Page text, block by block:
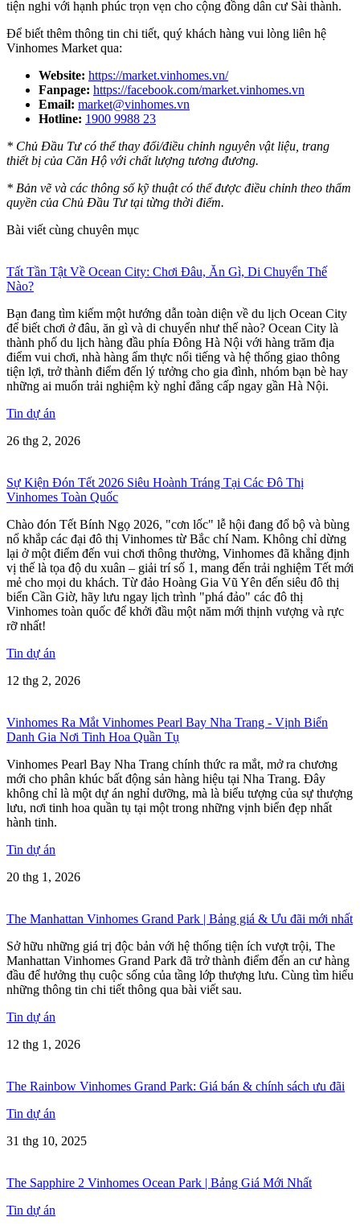
tiện nghi với hạnh phúc trọn vẹn cho cộng đồng dân cư Sài thành.
Để biết thêm thông tin chi tiết, quý khách hàng vui lòng liên hệ
Vinhomes Market qua:
Website: https://market.vinhomes.vn/
Fanpage: https://facebook.com/market.vinhomes.vn
Email: market@vinhomes.vn
Hotline: 1900 9988 23
* Chủ Đầu Tư có thể thay đổi/điều chỉnh nguyên vật liệu, trang
thiết bị của Căn Hộ với chất lượng tương đương.
* Bản vẽ và các thông số kỹ thuật có thể được điều chỉnh theo thẩm
quyền của Chủ Đầu Tư tại từng thời điểm.
Bài viết cùng chuyên mục
Tất Tần Tật Về Ocean City: Chơi Đâu, Ăn Gì, Di Chuyển Thế
Nào?
Bạn đang tìm kiếm một hướng dẫn toàn diện về du lịch Ocean City
để biết chơi ở đâu, ăn gì và di chuyển như thế nào? Ocean City là
thành phố du lịch hàng đầu phía Đông Hà Nội với hàng trăm địa
điểm vui chơi, nhà hàng ẩm thực nổi tiếng và hệ thống giao thông
tiện lợi, trở thành điểm đến lý tưởng cho gia đình, nhóm bạn bè hay
những ai muốn trải nghiệm kỳ nghỉ đẳng cấp ngay gần Hà Nội.
Tin dự án
26 thg 2, 2026
Sự Kiện Đón Tết 2026 Siêu Hoành Tráng Tại Các Đô Thị
Vinhomes Toàn Quốc
Chào đón Tết Bính Ngọ 2026, "cơn lốc" lễ hội đang đổ bộ và bùng
nổ khắp các đại đô thị Vinhomes từ Bắc chí Nam. Không chỉ dừng
lại ở một điểm đến vui chơi thông thường, Vinhomes đã khẳng định
vị thế là tọa độ du xuân – giải trí số 1, mang đến trải nghiệm Tết mới
mẻ cho mọi du khách. Từ đảo Hoàng Gia Vũ Yên đến siêu đô thị
biển Cần Giờ, hãy lưu ngay lịch trình "phá đảo" các đô thị
Vinhomes toàn quốc để khởi đầu một năm mới thịnh vượng và rực
rỡ nhất!
Tin dự án
12 thg 2, 2026
Vinhomes Ra Mắt Vinhomes Pearl Bay Nha Trang - Vịnh Biển
Danh Gia Nơi Tinh Hoa Quần Tụ
Vinhomes Pearl Bay Nha Trang chính thức ra mắt, mở ra chương
mới cho phân khúc bất động sản hàng hiệu tại Nha Trang. Đây
không chỉ là một dự án nghỉ dưỡng, mà là biểu tượng của sự thượng
lưu, nơi tinh hoa quần tụ tại một trong những vịnh biển đẹp nhất
hành tinh.
Tin dự án
20 thg 1, 2026
The Manhattan Vinhomes Grand Park | Bảng giá & Ưu đãi mới nhất
Sở hữu những giá trị độc bản với hệ thống tiện ích vượt trội, The
Manhattan Vinhomes Grand Park đã trở thành điểm đến an cư hàng
đầu để hưởng thụ cuộc sống của tầng lớp thượng lưu. Cùng tìm hiểu
những thông tin chi tiết thông qua bài viết sau.
Tin dự án
12 thg 1, 2026
The Rainbow Vinhomes Grand Park: Giá bán & chính sách ưu đãi
Tin dự án
31 thg 10, 2025
The Sapphire 2 Vinhomes Ocean Park | Bảng Giá Mới Nhất
Tin dự án